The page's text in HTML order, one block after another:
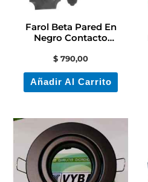
Farol Beta Pared En
Negro Contacto
$ 790,00
Añadir Al Carrito